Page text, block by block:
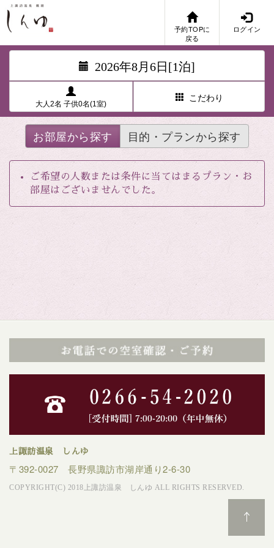
予約TOPに
戻る
ログイン
2026年8月6日[1泊]
大人2名 子供0名(1室)
こだわり
お部屋から探す 目的・プランから探す
ご希望の人数または条件に当てはまるプラン・お
部屋はございませんでした。
上諏訪温泉 しんゆ
〒392-0027 長野県諏訪市湖岸通り2-6-30
COPYRIGHT(C) 2018上諏訪温泉 しんゆ ALL RIGHTS RESERVED.